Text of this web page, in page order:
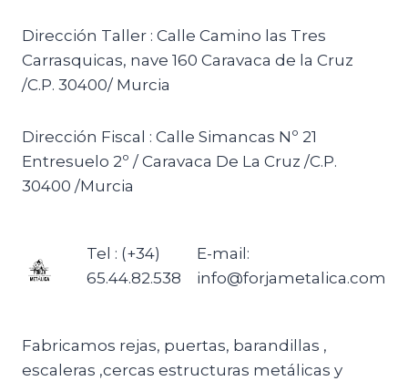
Dirección Taller : Calle Camino las Tres
Carrasquicas, nave 160 Caravaca de la Cruz
/C.P. 30400/ Murcia
Dirección Fiscal : Calle Simancas Nº 21
Entresuelo 2º / Caravaca De La Cruz /C.P.
30400 /Murcia
Tel : (+34)
65.44.82.538
E-mail:
info@forjametalica.com
Fabricamos rejas, puertas, barandillas ,
escaleras ,cercas estructuras metálicas y